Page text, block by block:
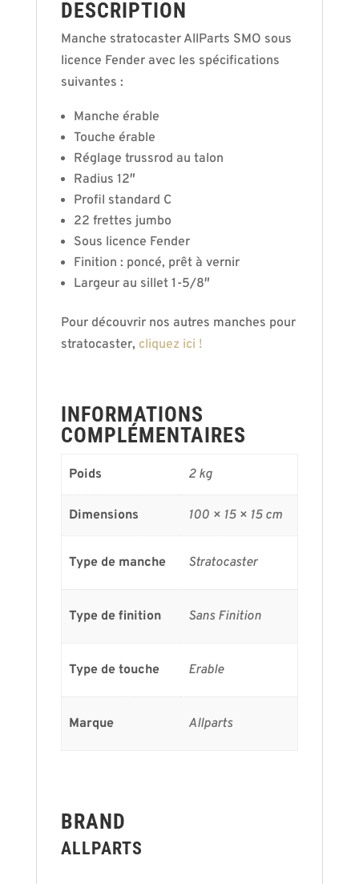
DESCRIPTION
Manche stratocaster AllParts SMO sous
licence Fender avec les spécifications
suivantes :
Manche érable
Touche érable
Réglage trussrod au talon
Radius 12″
Profil standard C
22 frettes jumbo
Sous licence Fender
Finition : poncé, prêt à vernir
Largeur au sillet 1-5/8″
Pour découvrir nos autres manches pour
stratocaster, cliquez ici !
INFORMATIONS
COMPLÉMENTAIRES
Poids 2 kg
Dimensions 100 × 15 × 15 cm
Type de manche Stratocaster
Type de finition Sans Finition
Type de touche Erable
Marque Allparts
BRAND
ALLPARTS